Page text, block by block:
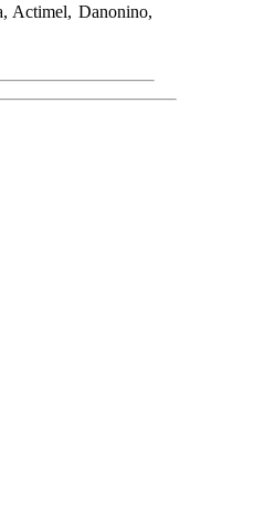
Actimel, Danonino,